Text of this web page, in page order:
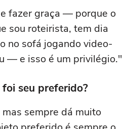
fazer graça — porque o
sou roteirista, tem dia
no sofá jogando video-
— e isso é um privilégio."
seu preferido?
sempre dá muito